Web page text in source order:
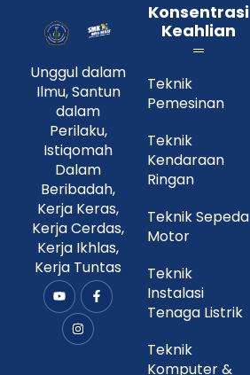
Unggul dalam
Ilmu, Santun
dalam
Perilaku,
Istiqomah
Dalam
Beribadah,
Kerja Keras,
Kerja Cerdas,
Kerja Ikhlas,
Kerja Tuntas
Y
o
u
t
u
F
a
n
s
t
a
Konsentrasi
Keahlian
Teknik
Pemesinan
Teknik
Kendaraan
Ringan
Teknik Sepeda
Motor
Teknik
Instalasi
Tenaga Listrik
Teknik
Komputer &